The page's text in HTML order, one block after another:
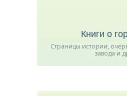
Книги о
Страницы истории,
завода и